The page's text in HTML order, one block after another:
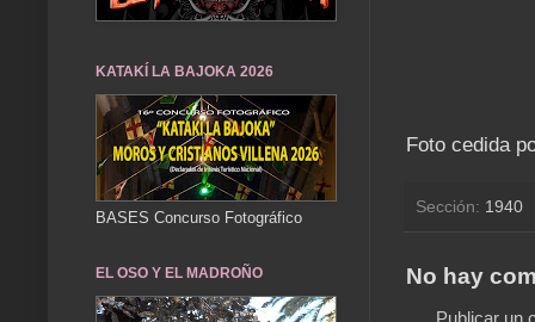
Foto cedida
Sección: 1940
No hay
KATAKÍ LA BAJOKA 2026
BASES Concurso Fotográfico
EL OSO Y EL MADROÑO